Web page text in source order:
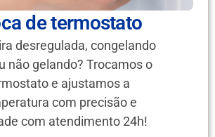
de termostato
desregulada, congelando
não gelando? Trocamos o
e ajustamos a
com precisão e
com atendimento 24h!